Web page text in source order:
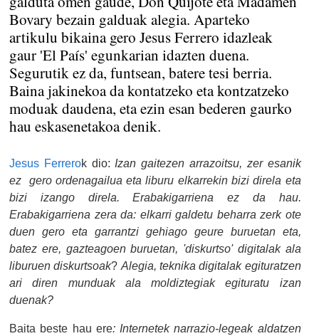
Bovary bezain galduak alegia. Aparteko
artikulu bikaina gero Jesus Ferrero idazleak
gaur 'El País' egunkarian idazten duena.
Segurutik ez da, funtsean, batere tesi berria.
Baina jakinekoa da kontatzeko eta kontzatzeko
moduak daudena, eta ezin esan bederen gaurko
hau eskasenetakoa denik.
Jesus Ferrerok dio: Izan gaitezen arrazoitsu, zer esanik
ez gero ordenagailua eta liburu elkarrekin bizi direla eta
bizi izango direla. Erabakigarriena ez da hau.
Erabakigarriena zera da: elkarri galdetu beharra zerk ote
duen gero eta garrantzi gehiago geure buruetan eta,
batez ere, gazteagoen buruetan, 'diskurtso' digitalak ala
liburuen diskurtsoak? Alegia, teknika digitalak egituratzen
ari diren munduak ala moldiztegiak egituratu izan
duenak?
Baita beste hau ere: Internetek narrazio-legeak aldatzen